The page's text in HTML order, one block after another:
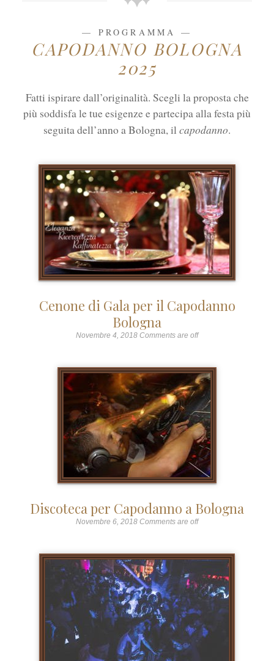
PROGRAMMA
CAPODANNO BOLOGNA
2025
Fatti ispirare dall’originalità. Scegli la proposta che
più soddisfa le tue esigenze e partecipa alla festa più
seguita dell’anno a Bologna, il capodanno.
Cenone di Gala per il Capodanno
Bologna
Novembre 4, 2018 Comments are off
Discoteca per Capodanno a Bologna
Novembre 6, 2018 Comments are off